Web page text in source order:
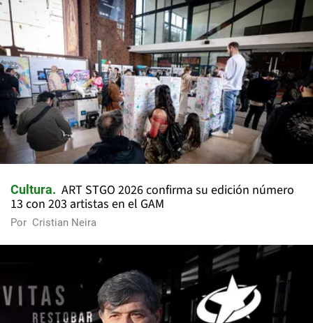
Cultura
ART STGO 2026 confirma su edición número
13 con 203 artistas en el GAM
Por Cristian Neira